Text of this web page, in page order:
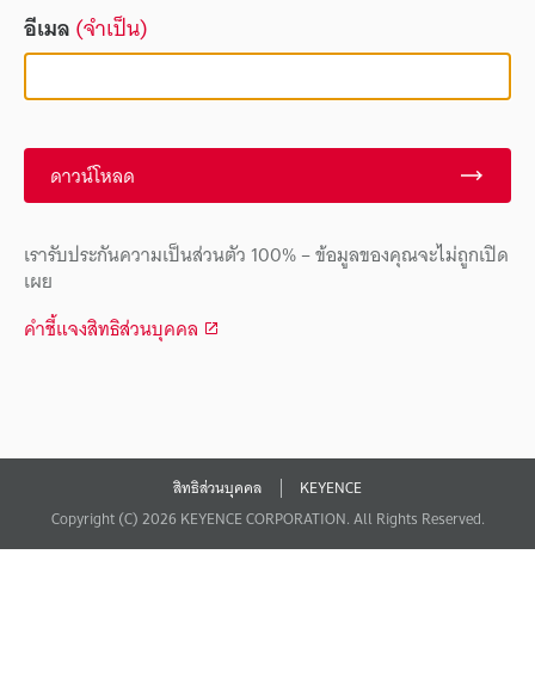
อีเมล(จำเป็น)
ดาวน์โหลด
เรารับประกันความเป็นส่วนตัว 100% – ข้อมูลของคุณจะไม่ถูกเปิด
เผย
คำชี้แจงสิทธิส่วนบุคคล
สิทธิส่วนบุคคล
KEYENCE
Copyright (C) 2026 KEYENCE CORPORATION. All Rights Reserved.